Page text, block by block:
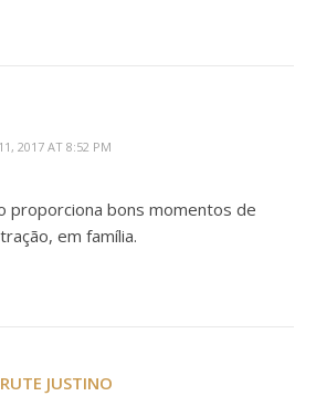
2017 AT 8:52 PM
proporciona bons momentos de
em família.
RUTE JUSTINO